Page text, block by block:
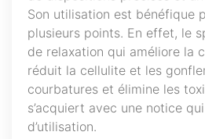
Son utilisation est bénéfique
plusieurs points. En effet, le
de relaxation qui améliore la
réduit la cellulite et les
courbatures et élimine les
s’acquiert avec une notice
d’utilisation.